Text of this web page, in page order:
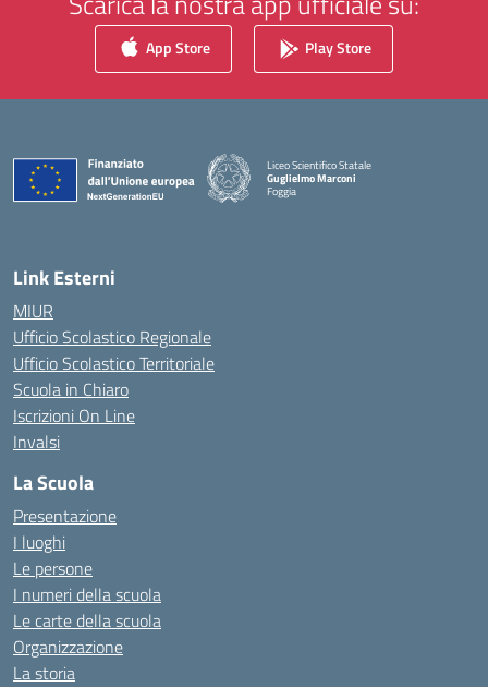
App Store Play Store
Liceo Scientifico Statale
Guglielmo Marconi
Foggia
— Visita la pagina iniziale della scuola
Link Esterni
MIUR
Ufficio Scolastico Regionale
Ufficio Scolastico Territoriale
Scuola in Chiaro
Iscrizioni On Line
Invalsi
La Scuola
Presentazione
I luoghi
Le persone
I numeri della scuola
Le carte della scuola
Organizzazione
La storia